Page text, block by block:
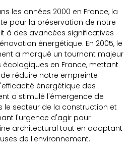
les années 2000 en France, la
pour la préservation de notre
à des avancées significatives
énergétique. En 2005, le
a marqué un tournant majeur
en France, mettant
réduire notre empreinte
énergétique des
a stimulé l'émergence de
le secteur de la construction et
l'urgence d'agir pour
architectural tout en adoptant
de l'environnement.